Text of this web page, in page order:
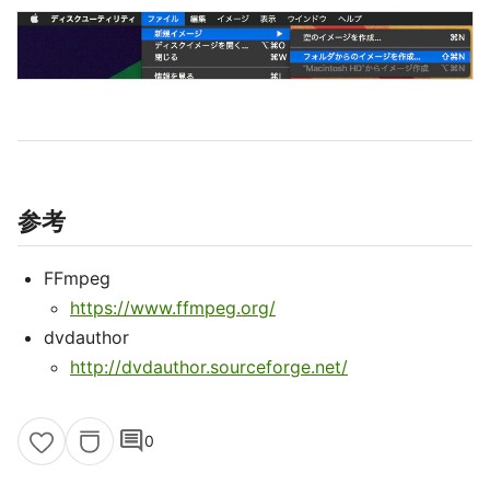
参考
FFmpeg
https://www.ffmpeg.org/
dvdauthor
http://dvdauthor.sourceforge.net/
comment0